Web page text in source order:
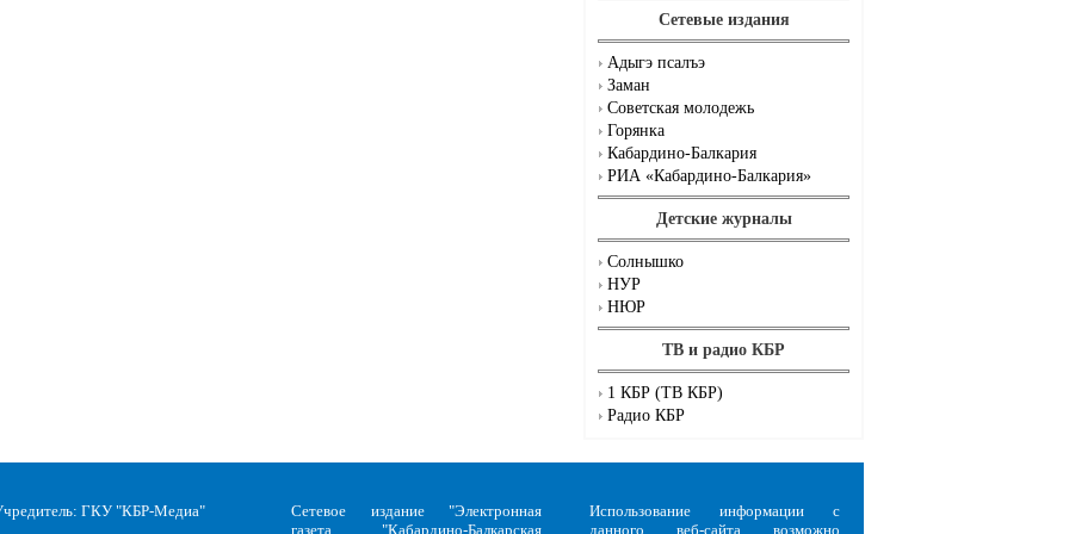
Сетевые издания
Адыгэ псалъэ
Заман
Советская молодежь
Горянка
Кабардино-Балкария
РИА «Кабардино-Балкария»
Детские журналы
Солнышко
НУР
НЮР
ТВ и радио КБР
1 КБР (ТВ КБР)
Радио КБР
ГКУ "КБР-Медиа"
Сетевое издание "Электронная
газета "Кабардино-Балкарская
Использование информации с
данного веб-сайта возможно